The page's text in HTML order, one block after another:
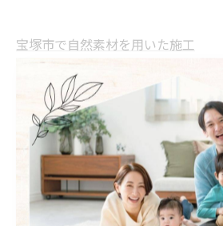
宝塚市で自然素材を用いた施工
自然素材
< 前のページ 一覧に戻る
関連タグ